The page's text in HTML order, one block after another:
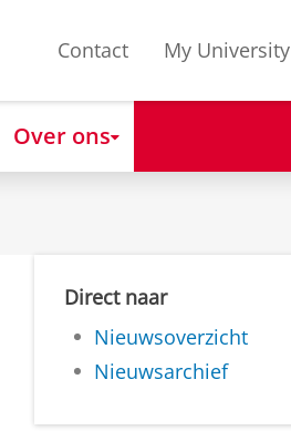
Contact My University
Over ons
Direct naar
Nieuwsoverzicht
Nieuwsarchief